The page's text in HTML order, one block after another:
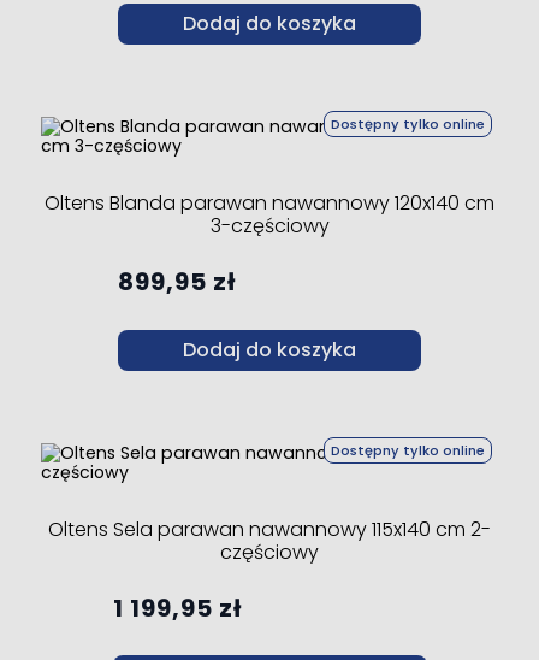
Dodaj do koszyka
Dostępny tylko online
Oltens Blanda parawan nawannowy 120x140 cm
3-częściowy
899,95 zł
Dodaj do koszyka
Dostępny tylko online
Oltens Sela parawan nawannowy 115x140 cm 2-
częściowy
1 199,95 zł